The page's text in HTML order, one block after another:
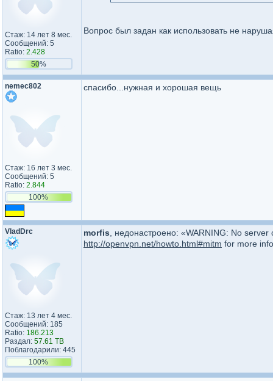
Стаж: 14 лет 8 мес.
Сообщений: 5
Ratio: 2.428
50%
Вопрос был задан как использовать не
nemec802
Стаж: 16 лет 3 мес.
Сообщений: 5
Ratio: 2.844
100%
спасибо...нужная и хорошая вещь
VladDrc
Стаж: 13 лет 4 мес.
Сообщений: 185
Ratio: 186.213
Раздал: 57.61 TB
Поблагодарили: 445
100%
morfis , нeдoнacтpoeнo: «WARNING: No
http://openvpn.net/howto.html#mitm for more